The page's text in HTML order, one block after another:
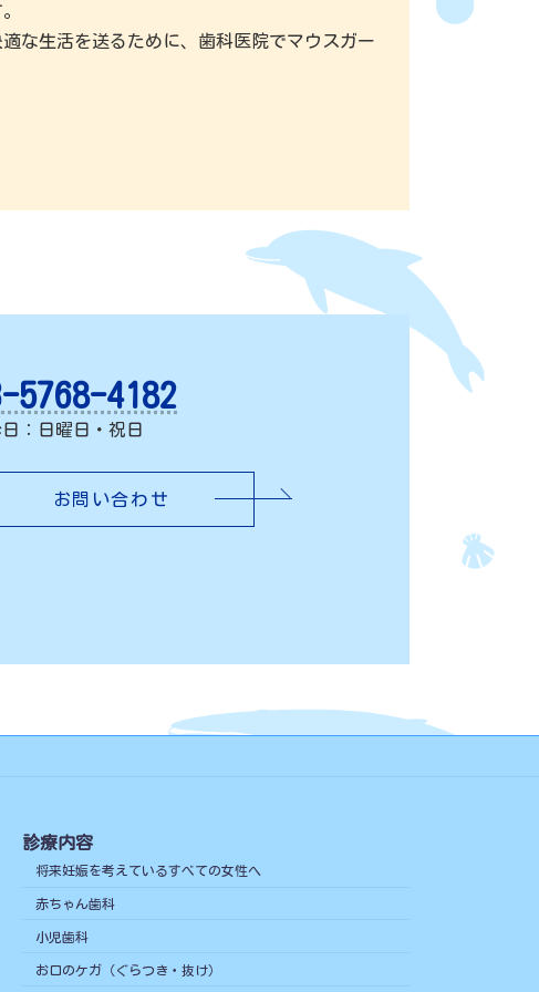
な生活を送るために、歯科医院でマウスガー
5768-4182
：日曜日・祝日
お問い合わせ
診療内容
将来妊娠を考えているすべての女性へ
赤ちゃん歯科
小児歯科
お口のケガ（ぐらつき・抜け）